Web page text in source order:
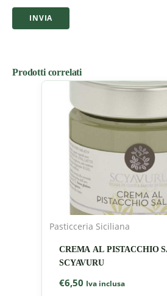
Prodotti correlati
Pasticceria Siciliana
CREMA AL PISTACCHIO
SCYAVURU
€6,50 Iva inclusa